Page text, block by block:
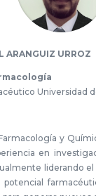
ARANGUIZ URROZ
Universidad
y
en
liderando
potencial